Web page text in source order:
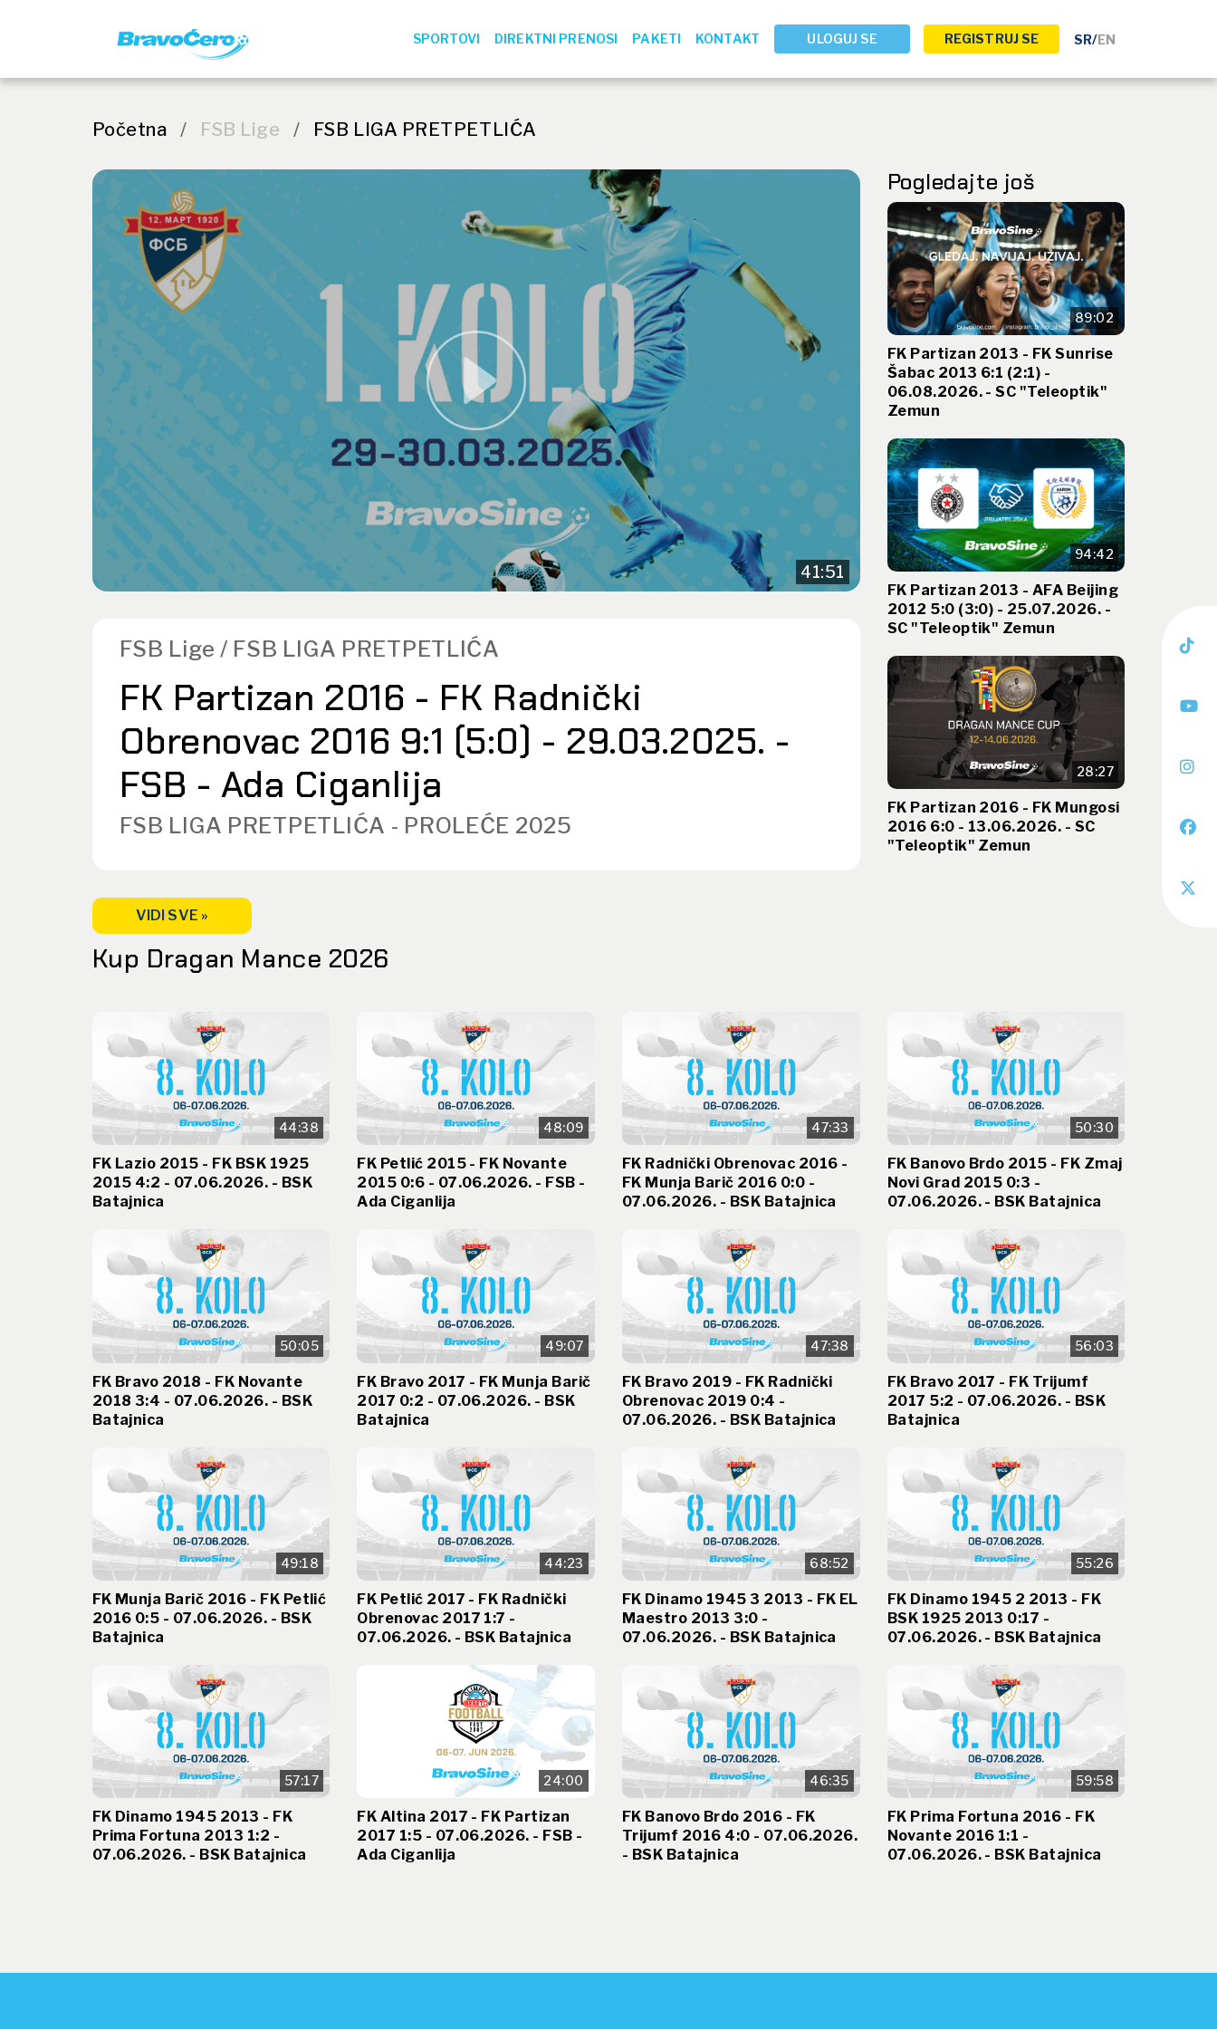
SPORTOVI DIREKTNI PRENOSI PAKETI KONTAKT ULOGUJ SE REGISTRUJ SE SR/EN
Početna / FSB Lige / FSB LIGA PRETPETLIĆA
41:51
FSB Lige / FSB LIGA PRETPETLIĆA
FK Partizan 2016 - FK Radnički
Obrenovac 2016 9:1 (5:0) - 29.03.2025. -
FSB - Ada Ciganlija
FSB LIGA PRETPETLIĆA - PROLEĆE 2025
Pogledajte još
89:02
FK Partizan 2013 - FK Sunrise
Šabac 2013 6:1 (2:1) -
06.08.2026. - SC "Teleoptik"
Zemun
94:42
FK Partizan 2013 - AFA Beijing
2012 5:0 (3:0) - 25.07.2026. -
SC "Teleoptik" Zemun
28:27
FK Partizan 2016 - FK Mungosi
2016 6:0 - 13.06.2026. - SC
"Teleoptik" Zemun
VIDI SVE »
Kup Dragan Mance 2026
44:38
FK Lazio 2015 - FK BSK 1925
2015 4:2 - 07.06.2026. - BSK
Batajnica
48:09
FK Petlić 2015 - FK Novante
2015 0:6 - 07.06.2026. - FSB -
Ada Ciganlija
47:33
FK Radnički Obrenovac 2016 -
FK Munja Barič 2016 0:0 -
07.06.2026. - BSK Batajnica
50:30
FK Banovo Brdo 2015 - FK Zmaj
Novi Grad 2015 0:3 -
07.06.2026. - BSK Batajnica
50:05
FK Bravo 2018 - FK Novante
2018 3:4 - 07.06.2026. - BSK
Batajnica
49:07
FK Bravo 2017 - FK Munja Barič
2017 0:2 - 07.06.2026. - BSK
Batajnica
47:38
FK Bravo 2019 - FK Radnički
Obrenovac 2019 0:4 -
07.06.2026. - BSK Batajnica
56:03
FK Bravo 2017 - FK Trijumf
2017 5:2 - 07.06.2026. - BSK
Batajnica
49:18
FK Munja Barič 2016 - FK Petlić
2016 0:5 - 07.06.2026. - BSK
Batajnica
44:23
FK Petlić 2017 - FK Radnički
Obrenovac 2017 1:7 -
07.06.2026. - BSK Batajnica
68:52
FK Dinamo 1945 3 2013 - FK EL
Maestro 2013 3:0 -
07.06.2026. - BSK Batajnica
55:26
FK Dinamo 1945 2 2013 - FK
BSK 1925 2013 0:17 -
07.06.2026. - BSK Batajnica
57:17
FK Dinamo 1945 2013 - FK
Prima Fortuna 2013 1:2 -
07.06.2026. - BSK Batajnica
24:00
FK Altina 2017 - FK Partizan
2017 1:5 - 07.06.2026. - FSB -
Ada Ciganlija
46:35
FK Banovo Brdo 2016 - FK
Trijumf 2016 4:0 - 07.06.2026.
- BSK Batajnica
59:58
FK Prima Fortuna 2016 - FK
Novante 2016 1:1 -
07.06.2026. - BSK Batajnica